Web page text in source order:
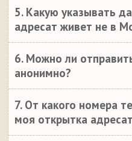
5. Какую указывать
адресат живет не в
6. Можно ли
анонимно?
7. От какого номера
моя открытка